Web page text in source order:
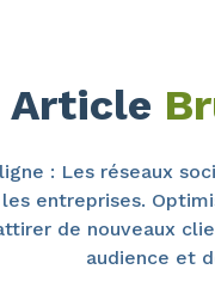
Article
: Les réseaux
entreprises.
de nouveaux
audience et